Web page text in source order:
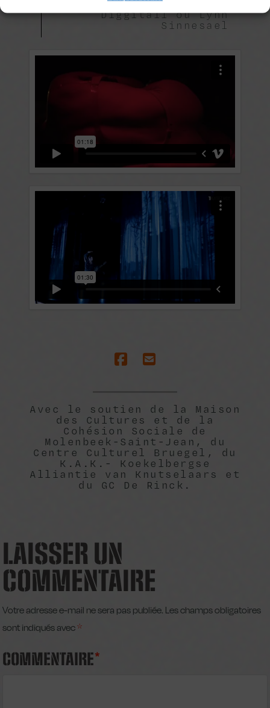
©Andries De Winter -
Diggitall ou Lynn
Sinnesael
Avec le soutien de la Maison
des Cultures et de la
Cohésion Sociale de
Molenbeek-Saint-Jean, du
Centre Culturel Bruegel, du
K.A.K.- Koekelbergse
Alliantie van Knutselaars et
du GC De Rinck.
LAISSER UN
COMMENTAIRE
Votre adresse e-mail ne sera pas publiée. Les champs obligatoires
sont indiqués avec*
COMMENTAIRE*